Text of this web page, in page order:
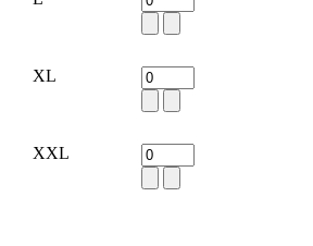
XL
XXL